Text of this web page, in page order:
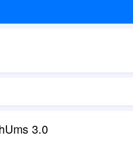
3.0